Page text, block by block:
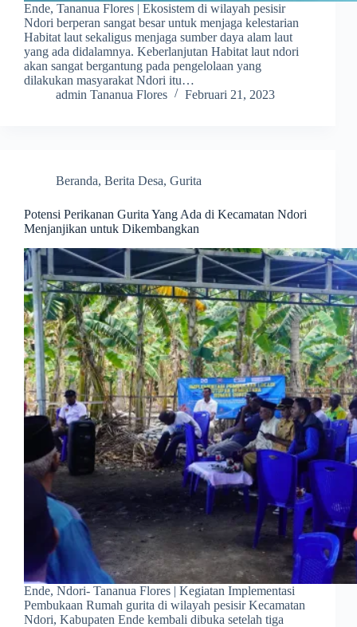
Ende, Tananua Flores | Ekosistem di wilayah pesisir
Ndori berperan sangat besar untuk menjaga kelestarian
Habitat laut sekaligus menjaga sumber daya alam laut
yang ada didalamnya. Keberlanjutan Habitat laut ndori
akan sangat bergantung pada pengelolaan yang
dilakukan masyarakat Ndori itu…
admin Tananua Flores
Februari 21, 2023
Beranda, Berita Desa, Gurita
Potensi Perikanan Gurita Yang Ada di Kecamatan Ndori
Menjanjikan untuk Dikembangkan
Ende, Ndori- Tananua Flores | Kegiatan Implementasi
Pembukaan Rumah gurita di wilayah pesisir Kecamatan
Ndori, Kabupaten Ende kembali dibuka setelah tiga